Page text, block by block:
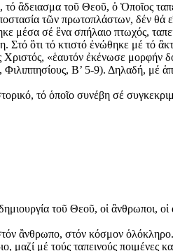
ἂδειασμα τοῦ Θεοῦ, ὁ Ὁποῖος
τῶν πρωτοπλάστων, δέν θά
μέσα σέ ἓνα σπήλαιο πτωχός,
Στό ὃτι τό κτιστό ἑνώθηκε μέ τό
«ἑαυτόν ἐκένωσε μορφήν
Β’ 5-9). Δηλαδή, μέ
τό ὁποῖο συνέβη σέ
τοῦ Θεοῦ, οἱ ἂνθρωποι,
ἂνθρωπο, στόν κόσμον
μέ τούς ταπεινούς